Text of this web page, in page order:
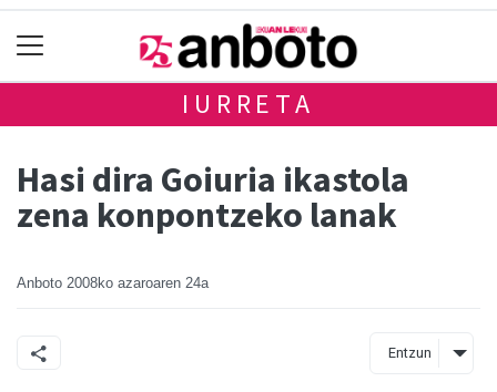
IURRETA
Hasi dira Goiuria ikastola
zena konpontzeko lanak
Anboto 2008ko azaroaren 24a
Entzun